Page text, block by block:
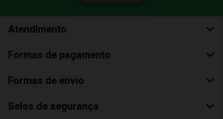
Atendimento
Formas de pagamento
Formas de envio
Selos de segurança